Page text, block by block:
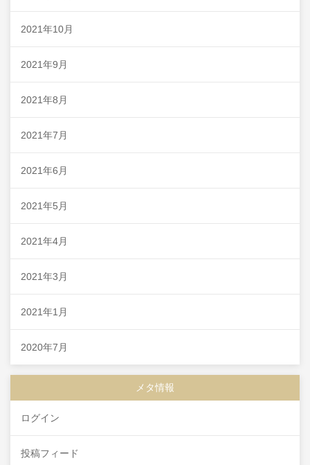
2021年10月
2021年9月
2021年8月
2021年7月
2021年6月
2021年5月
2021年4月
2021年3月
2021年1月
2020年7月
メタ情報
ログイン
投稿フィード